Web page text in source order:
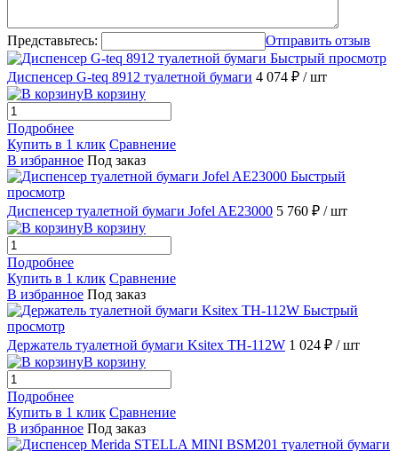
Представьтесь:
Отправить отзыв
Быстрый просмотр
Диспенсер G-teq 8912 туалетной бумаги 4 074 ₽ / шт
В корзину
Подробнее
Купить в 1 клик Сравнение
В избранное Под заказ
Быстрый
просмотр
Диспенсер туалетной бумаги Jofel AE23000 5 760 ₽ / шт
В корзину
Подробнее
Купить в 1 клик Сравнение
В избранное Под заказ
Быстрый
просмотр
Держатель туалетной бумаги Ksitex TH-112W 1 024 ₽ / шт
В корзину
Подробнее
Купить в 1 клик Сравнение
В избранное Под заказ